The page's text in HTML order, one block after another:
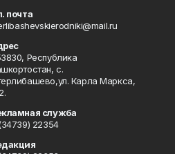
почта
Республика
c.
Карла Маркса,
служба
22354